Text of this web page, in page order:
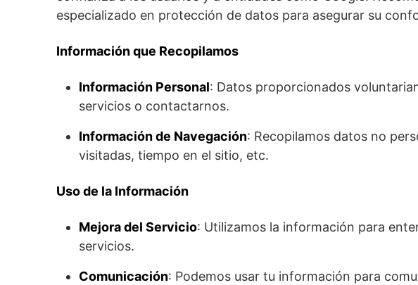
especializado en protección de datos para asegurar su
Información que Recopilamos
Información Personal: Datos proporcionados
servicios o contactarnos.
Información de Navegación: Recopilamos datos no
visitadas, tiempo en el sitio, etc.
Uso de la Información
Mejora del Servicio: Utilizamos la información para
servicios.
Comunicación: Podemos usar tu información para